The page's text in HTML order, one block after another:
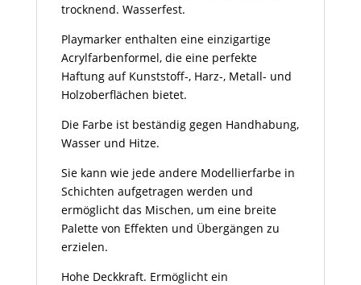
trocknend. Wasserfest.
Playmarker enthalten eine einzigartige
Acrylfarbenformel, die eine perfekte
Haftung auf Kunststoff-, Harz-, Metall- und
Holzoberflächen bietet.
Die Farbe ist beständig gegen Handhabung,
Wasser und Hitze.
Sie kann wie jede andere Modellierfarbe in
Schichten aufgetragen werden und
ermöglicht das Mischen, um eine breite
Palette von Effekten und Übergängen zu
erzielen.
Hohe Deckkraft. Ermöglicht ein